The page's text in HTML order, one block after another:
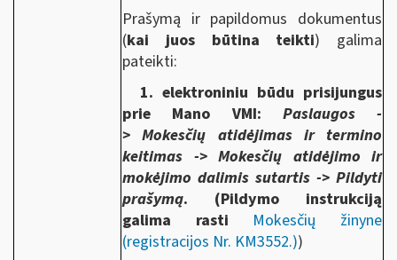
Prašymą ir papildomus dokumentus
(kai juos būtina teikti) galima
pateikti:
1. elektroniniu būdu prisijungus
prie Mano VMI: Paslaugos -
> Mokesčių atidėjimas ir termino
keitimas -> Mokesčių atidėjimo ir
mokėjimo dalimis sutartis -> Pildyti
prašymą. (Pildymo instrukciją
galima rasti Mokesčių žinyne
(registracijos Nr. KM3552.))